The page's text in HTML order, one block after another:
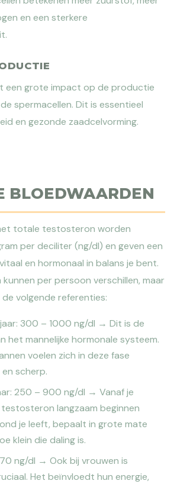
en een sterkere
een grote impact op de productie
spermacellen. Dit is essentieel
en gezonde zaadcelvorming.
BLOEDWAARDEN
totale testosteron worden
per deciliter (ng/dl) en geven een
en hormonaal in balans je bent.
per persoon verschillen, maar
volgende referenties:
300 – 1000 ng/dl → Dit is de
het mannelijke hormonale systeem.
voelen zich in deze fase
scherp.
250 – 900 ng/dl → Vanaf je
langzaam beginnen
je leeft, bepaalt in grote mate
klein die daling is.
ng/dl → Ook bij vrouwen is
Het beïnvloedt hun energie,